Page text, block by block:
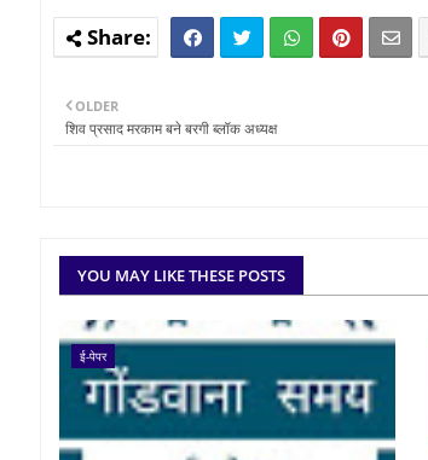
OLDER
शिव प्रसाद मरकाम बने बरगी ब्लॉक अध्यक्ष
YOU MAY LIKE THESE POSTS
ई-पेपर